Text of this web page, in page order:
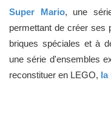
Super Mario, une
permettant de créer ses
briques spéciales et à
une série d'ensembles
reconstituer en LEGO, la